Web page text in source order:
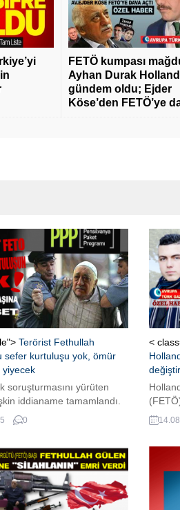
FETÖ kumpası
Ayhan Durak
gündem oldu; Ejder
Köse’den FETÖ’ye
Terörist Fethullah
sefer kurtuluşu yok, ömür
yiyecek
soruşturmasını yürüten
iddianame tamamlandı.
şüpheli olduğu ve
soruşturmada
0
<